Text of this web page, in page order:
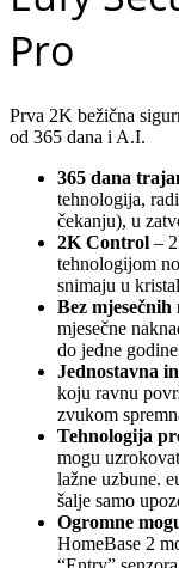
Pro
Prva 2K bežična
od 365 dana i A.I.
365 dana
tehnologija,
čekanju), u
2K Control –
tehnologijom
snimaju u
Bez mjesečnih
mjesečne
do jedne
Jednostavna
koju ravnu
zvukom
Tehnologija
mogu
lažne uzbune.
šalje samo
Ogromne
HomeBase 2